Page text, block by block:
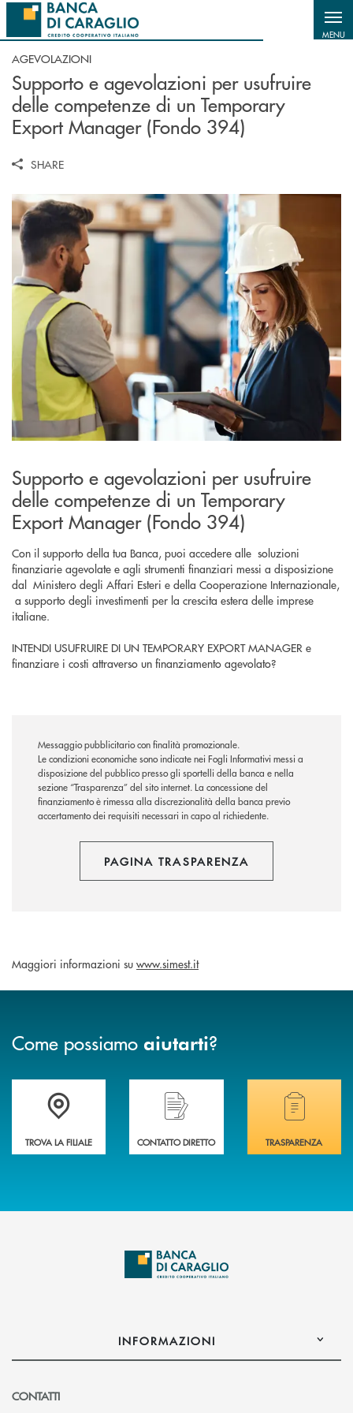
Salta al contenuto principale
MENU
AGEVOLAZIONI
Supporto e agevolazioni per usufruire
delle competenze di un Temporary
Export Manager (Fondo 394)
SHARE
Supporto e agevolazioni per usufruire
delle competenze di un Temporary
Export Manager (Fondo 394)
Con il supporto della tua Banca, puoi accedere alle soluzioni
finanziarie agevolate e agli strumenti finanziari messi a disposizione
dal Ministero degli Affari Esteri e della Cooperazione Internazionale,
a supporto degli investimenti per la crescita estera delle imprese
italiane.
INTENDI USUFRUIRE DI UN TEMPORARY EXPORT MANAGER e
finanziare i costi attraverso un finanziamento agevolato?
Messaggio pubblicitario con finalità promozionale.
Le condizioni economiche sono indicate nei Fogli Informativi messi a
disposizione del pubblico presso gli sportelli della banca e nella
sezione “Trasparenza” del sito internet.La concessione del
finanziamento è rimessa alla discrezionalità della banca previo
accertamento dei requisiti necessari in capo al richiedente.
PAGINA TRASPARENZA
Maggiori informazioni su www.simest.it
Come possiamo aiutarti?
Accedi all' elenco completo delle filiali di Banca di Caraglio.
TROVA LA FILIALE
Hai bisogno di assistenza immediata?
CONTATTO DIRETTO
Hai bisogno di
TRASPARENZA
INFORMAZIONI
CONTATTI